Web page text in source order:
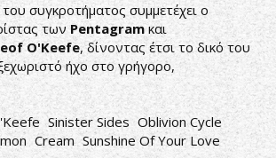
συγκροτήματος συμμετέχει ο
τωνPentagramκαι
O'Keefe, δίνοντας έτσι το δικό του
ήχο στο γρήγορο,
Sinister Sides Oblivion Cycle
Cream Sunshine Of Your Love